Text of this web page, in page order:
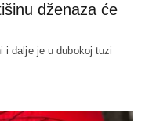
dženaza će
i dalje je u dubokoj tuzi